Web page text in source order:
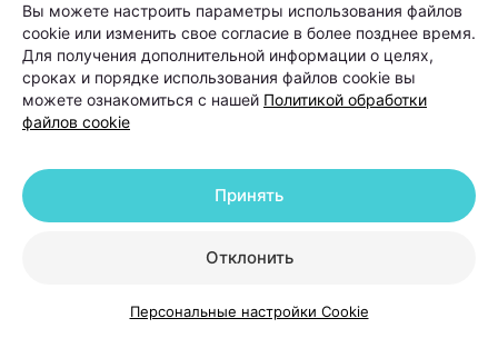
универсальное решение проблемы облысения.
Однако на практике трихологи рассматривают ее
как один из вариантов лечения, а не как первый
шаг для любого пациента с выпадением волос.
Вы можете настроить параметры использования файлов
cookie или изменить свое согласие в более позднее время.
Для получения дополнительной информации о целях,
сроках и порядке использования файлов cookie вы
можете ознакомиться с нашей Политикой обработки
файлов cookie
Отклонить
Принять
Персональные настройки Cookie